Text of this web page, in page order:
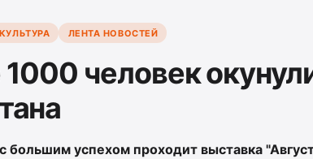
КУЛЬТУРА ЛЕНТА НОВОСТЕЙ
человек
большим успехом проходит выставка